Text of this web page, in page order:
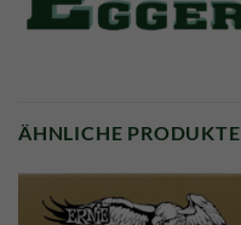
ÄHNLICHE PRODUKTE